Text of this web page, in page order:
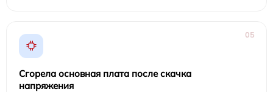
05
Сгорела основная плата после скачка
напряжения